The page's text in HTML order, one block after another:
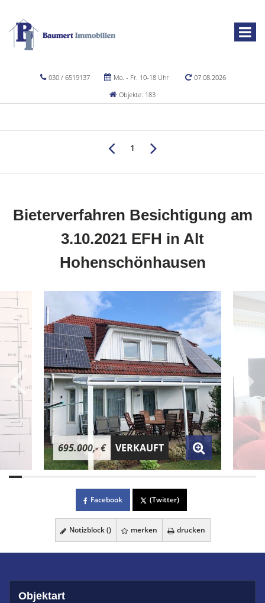
030 / 6519137 Mo. - Fr. 10-18 Uhr
07.08.2026
Objekte: 183
1
Bieterverfahren Besichtigung am
3.10.2021 EFH in Alt
Hohenschönhausen
695.000,- € VERKAUFT
Facebook (Twitter)
Notizblock () merken drucken
Objektart